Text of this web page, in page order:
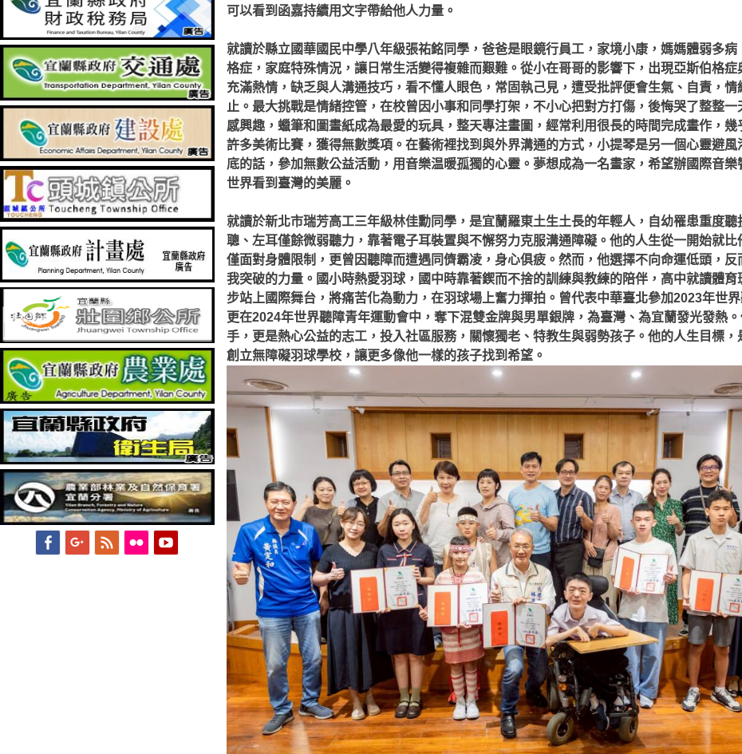
可以看到函嘉持續用文字帶給他人力量。
就讀於縣立國華國民中學八年級張祐銘同學，爸爸是眼鏡行員工，家境小康，媽媽體弱多病
格症，家庭特殊情況，讓日常生活變得複雜而艱難。從小在哥哥的影響下，出現亞斯伯格症
充滿熱情，缺乏與人溝通技巧，看不懂人眼色，常固執己見，遭受批評便會生氣、自責，情
止。最大挑戰是情緒控管，在校曾因小事和同學打架，不小心把對方打傷，後悔哭了整整一
感興趣，蠟筆和圖畫紙成為最愛的玩具，整天專注畫圖，經常利用很長的時間完成畫作，幾
許多美術比賽，獲得無數獎項。在藝術裡找到與外界溝通的方式，小提琴是另一個心靈避風
底的話，參加無數公益活動，用音樂温暖孤獨的心靈。夢想成為一名畫家，希望辦國際音樂
世界看到臺灣的美麗。
就讀於新北市瑞芳高工三年級林佳勳同學，是宜蘭羅東土生土長的年輕人，自幼罹患重度聽
聰、左耳僅餘微弱聽力，靠著電子耳裝置與不懈努力克服溝通障礙。他的人生從一開始就比
僅面對身體限制，更曾因聽障而遭遇同儕霸凌，身心俱疲。然而，他選擇不向命運低頭，反
我突破的力量。國小時熱愛羽球，國中時靠著鍥而不捨的訓練與教練的陪伴，高中就讀體育
步站上國際舞台，將痛苦化為動力，在羽球場上奮力揮拍。曾代表中華臺北參加2023年世界
更在2024年世界聽障青年運動會中，奪下混雙金牌與男單銀牌，為臺灣、為宜蘭發光發熱
手，更是熱心公益的志工，投入社區服務，關懷獨老、特教生與弱勢孩子。他的人生目標，
創立無障礙羽球學校，讓更多像他一樣的孩子找到希望。
FacebookGoogleplus
Feed Flickr